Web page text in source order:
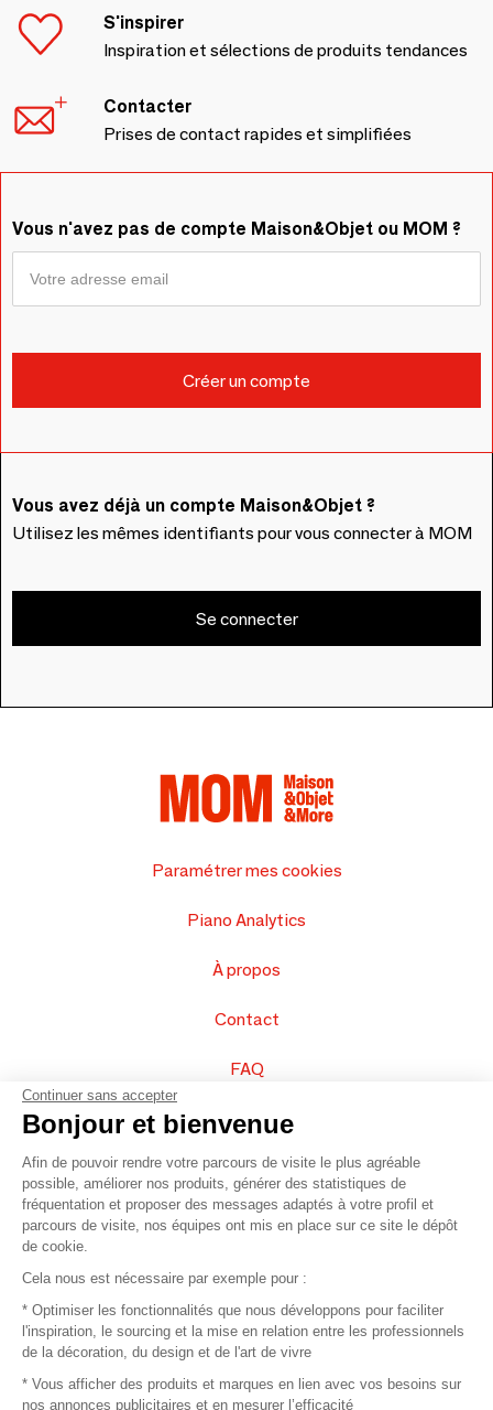
S'inspirer
Inspiration et sélections de produits tendances
Contacter
Prises de contact rapides et simplifiées
Vous n'avez pas de compte Maison&Objet ou MOM ?
Vous avez déjà un compte Maison&Objet ?
Utilisez les mêmes identifiants pour vous connecter à MOM
Se connecter
Paramétrer mes cookies
Piano Analytics
À propos
Contact
FAQ
Vendez vos produits
Plan du site
© 2016 –Organisation SAFI
Recrutement
Continuer sans accepter
Bonjour et bienvenue
Afin de pouvoir rendre votre parcours de visite le plus agréable
possible, améliorer nos produits, générer des statistiques de
fréquentation et proposer des messages adaptés à votre profil et
parcours de visite, nos équipes ont mis en place sur ce site le dépôt
de cookie.
Cela nous est nécessaire par exemple pour :
* Optimiser les fonctionnalités que nous développons pour faciliter
l'inspiration, le sourcing et la mise en relation entre les professionnels
de la décoration, du design et de l'art de vivre
* Vous afficher des produits et marques en lien avec vos besoins sur
nos annonces publicitaires et en mesurer l’efficacité